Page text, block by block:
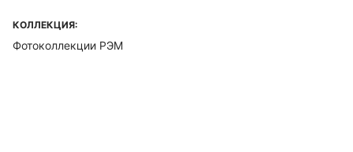
КОЛЛЕКЦИЯ:
Фотоколлекции РЭМ